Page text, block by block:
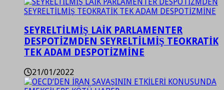
SEYRELTİLMİŞ LAİK PARLAMENTER
DESPOTİZMDEN SEYRELTİLMİŞ TEOKRATİK
TEK ADAM DESPOTİZMİNE
21/01/2022